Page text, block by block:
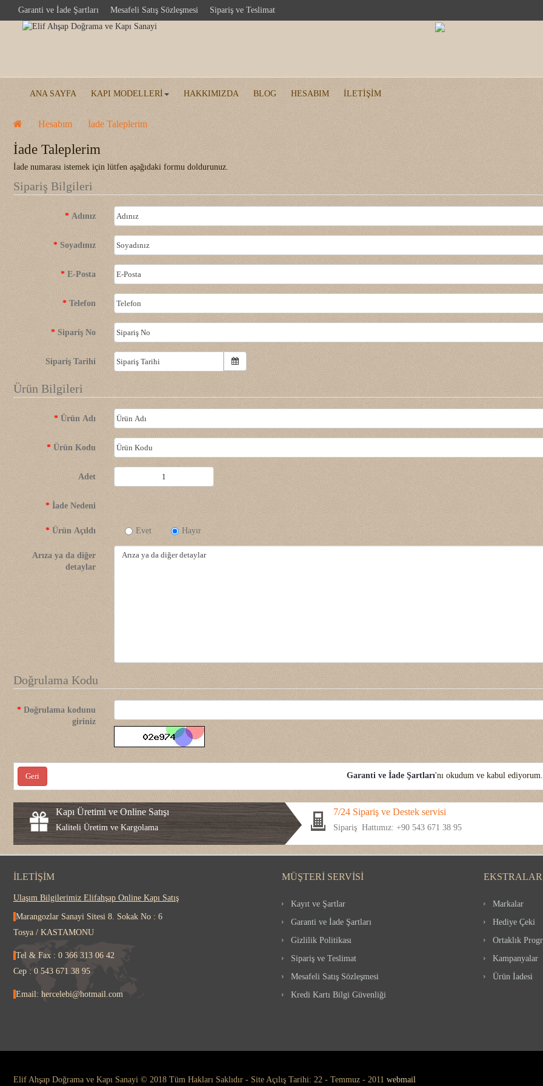
Garanti ve İade Şartları Mesafeli Satış Sözleşmesi Sipariş ve Teslimat
ANA SAYFA KAPI MODELLERI HAKKIMIZDA BLOG HESABIM İLETIŞIM
Hesabım İade Taleplerim
İade Taleplerim
İade numarası istemek için lütfen aşağıdaki formu doldurunuz.
Sipariş Bilgileri
Adınız
Soyadınız
E-Posta
Telefon
Sipariş No
Sipariş Tarihi
Ürün Bilgileri
Ürün Adı
Ürün Kodu
Adet
İade Nedeni
Ürün Açıldı Evet Hayır
Arıza ya da diğer
detaylar
Doğrulama Kodu
Doğrulama kodunu
giriniz
Geri Garanti ve İade Şartları'nı okudum ve kabul
Kapı Üretimi ve Online Satışı
Kaliteli Üretim ve Kargolama
7/24 Sipariş ve Destek servisi
Sipariş Hattımız: +90 543 671 38 95
İLETIŞIM
Ulaşım Bilgilerimiz Elifahşap Online Kapı Satış
Marangozlar Sanayi Sitesi 8. Sokak No : 6
Tosya / KASTAMONU
Tel & Fax : 0 366 313 06 42
Cep : 0 543 671 38 95
Email: hercelebi@hotmail.com
MÜŞTERI SERVISI
Kayıt ve Şartlar
Garanti ve İade Şartları
Gizlilik Politikası
Sipariş ve Teslimat
Mesafeli Satış Sözleşmesi
Kredi Kartı Bilgi Güvenliği
EKSTRALAR
Markalar
Hediye Çeki
Ortaklık
Kampanyalar
Ürün İadesi
Elif Ahşap Doğrama ve Kapı Sanayi © 2018 Tüm Hakları Saklıdır - Site Açılış Tarihi: 22 - Temmuz - 2011 webmail